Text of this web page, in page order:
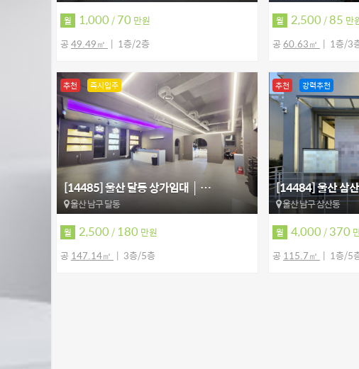
월 1,000/70 만원
공49.49㎡ 1층/2층
월 2,500/85 만
공60.63㎡ 1층/3
[14485] 울산 달동 상가임대 │ …
울산 남구 달동
추천 즉시입주
월 2,500/ 180 만원
공 147.14㎡ 3층/5층
[14484] 울산 삼
울산 남구 삼산동
추천 강력추천
월 4,000/370
공 115.7㎡ 1층/5